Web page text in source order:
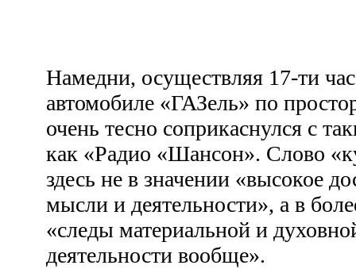
Намедни, осуществляя 17-ти
автомобиле «ГАЗель» по
очень тесно соприкаснулся с
как «Радио «Шансон». Слово
здесь не в значении «высокое
мысли и деятельности», а в
«следы материальной и
деятельности вообще».